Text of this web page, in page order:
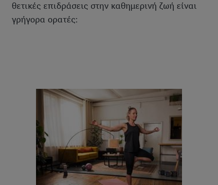
θετικές επιδράσεις στην καθημερινή ζωή είναι
γρήγορα ορατές: